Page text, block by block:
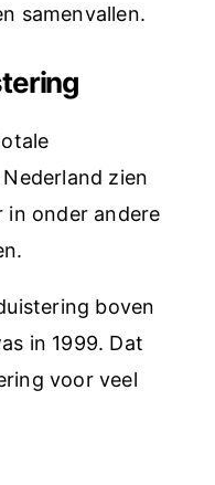
samenvallen.
zien
in onder andere
boven
in 1999. Dat
voor veel